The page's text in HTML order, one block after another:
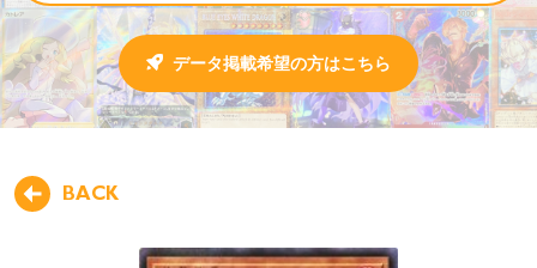
データ掲載希望の方はこちら
BACK